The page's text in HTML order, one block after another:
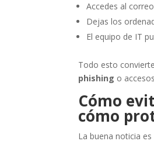
Accedes al
Dejas los
El equipo de IT
Todo esto
phishing o
Cómo
cómo
La buena noticia